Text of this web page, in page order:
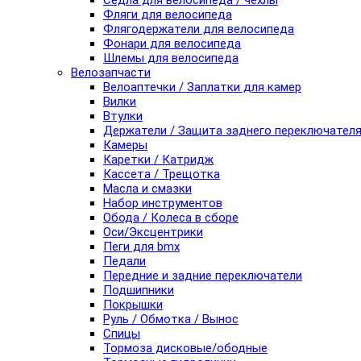
Фляги для велосипеда
Флягодержатели для велосипеда
Фонари для велосипеда
Шлемы для велосипеда
Велозапчасти
Велоаптечки / Заплатки для камер
Вилки
Втулки
Держатели / Защита заднего переключателя
Камеры
Каретки / Катридж
Кассета / Трещотка
Масла и смазки
Набор инструментов
Обода / Колеса в сборе
Оси/Эксцентрики
Пеги для bmx
Педали
Передние и задние переключатели
Подшипники
Покрышки
Руль / Обмотка / Вынос
Спицы
Тормоза дисковые/ободные